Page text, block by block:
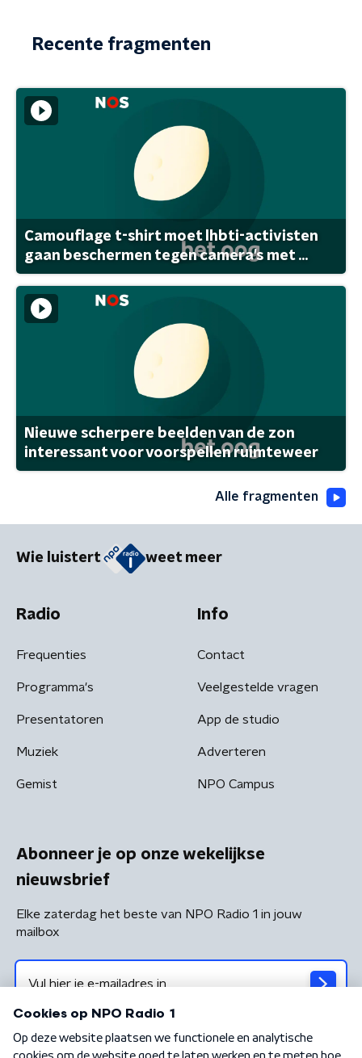
Recente fragmenten
Camouflage t-shirt moet lhbti-activisten
gaan beschermen tegen camera's met ...
Nieuwe scherpere beelden van de zon
interessant voor voorspellen ruimteweer
Alle fragmenten
Wie luistert weet meer
Radio
Frequenties
Programma's
Presentatoren
Muziek
Gemist
Info
Contact
Veelgestelde vragen
App de studio
Adverteren
NPO Campus
Abonneer je op onze wekelijkse
nieuwsbrief
Elke zaterdag het beste van NPO Radio 1 in jouw
mailbox